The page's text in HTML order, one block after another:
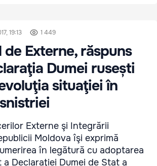
19:13 1 449
Externe, răspuns
Dumei rusești
situaţiei în
Externe şi Integrării
Moldova îşi exprimă
în legătură cu adoptarea
a Declaraţiei Dumei de Stat a